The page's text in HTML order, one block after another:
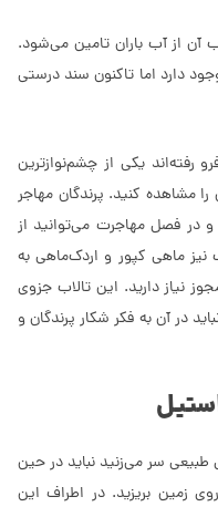
و آب آن از آب باران تامین می‌شود.
دارد اما تاکنون سند درستی
رفته‌اند یکی از چشم‌نوازترین
مشاهده کنید. پرندگان مهاجر
و در فصل مهاجرت می‌توانید از
نیز ماهی کپور و اردک‌ماهی به
نیاز دارید. این تالاب جزوی
در آن به فکر شکار پرندگان و
سر می‌زنید نباید در حین
زمین بریزید. در اطراف این